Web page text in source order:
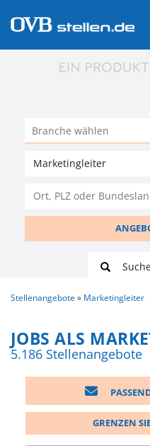
Stellenangebote Marketingleiter
JOBS ALS
5.186 Stellenangebote
GRENZEN